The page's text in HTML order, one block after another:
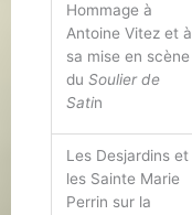
Hommage à
Antoine Vitez et à
sa mise en scène
duSoulier de
Satin
Les Desjardins et
les Sainte Marie
Perrin sur la